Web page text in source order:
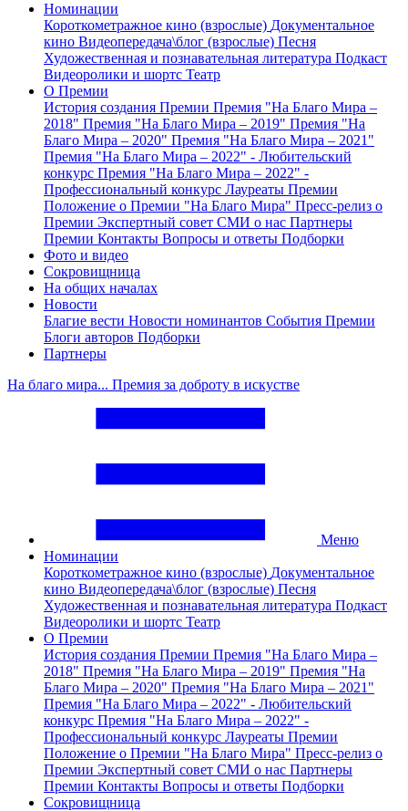
Номинации
Короткометражное кино (взрослые) Документальное
кино Видеопередача\блог (взрослые) Песня
Художественная и познавательная литература Подкаст
Видеоролики и шортс Театр
О Премии
История создания Премии Премия "На Благо Мира –
2018" Премия "На Благо Мира – 2019" Премия "На
Благо Мира – 2020" Премия "На Благо Мира – 2021"
Премия "На Благо Мира – 2022" - Любительский
конкурс Премия "На Благо Мира – 2022" -
Профессиональный конкурс Лауреаты Премии
Положение о Премии "На Благо Мира" Пресс-релиз о
Премии Экспертный совет СМИ о нас Партнеры
Премии Контакты Вопросы и ответы Подборки
Фото и видео
Сокровищница
На общих началах
Новости
Благие вести Новости номинантов События Премии
Блоги авторов Подборки
Партнеры
На благо мира... Премия за доброту в искустве
Меню
Номинации
Короткометражное кино (взрослые) Документальное
кино Видеопередача\блог (взрослые) Песня
Художественная и познавательная литература Подкаст
Видеоролики и шортс Театр
О Премии
История создания Премии Премия "На Благо Мира –
2018" Премия "На Благо Мира – 2019" Премия "На
Благо Мира – 2020" Премия "На Благо Мира – 2021"
Премия "На Благо Мира – 2022" - Любительский
конкурс Премия "На Благо Мира – 2022" -
Профессиональный конкурс Лауреаты Премии
Положение о Премии "На Благо Мира" Пресс-релиз о
Премии Экспертный совет СМИ о нас Партнеры
Премии Контакты Вопросы и ответы Подборки
Сокровищница